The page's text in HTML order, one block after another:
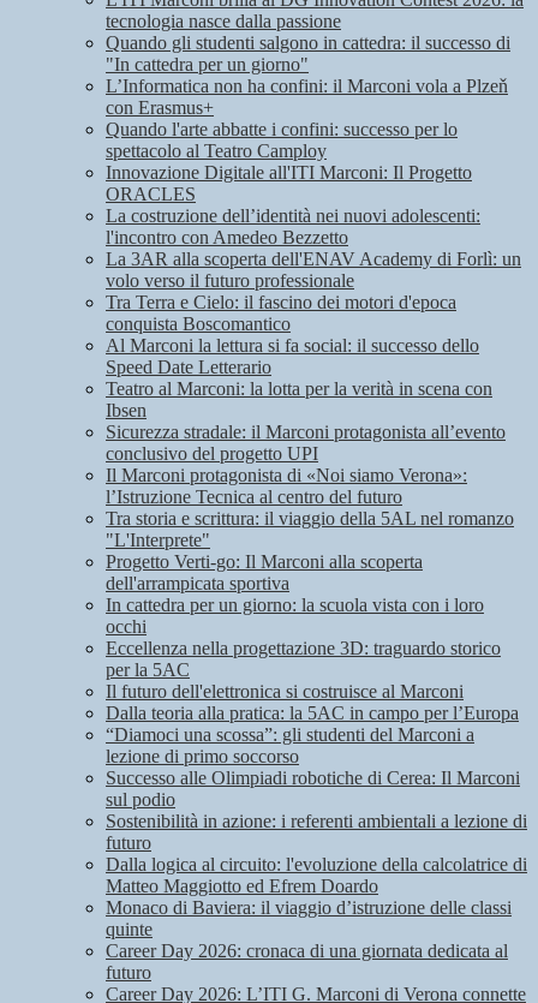
tecnologia nasce dalla passione
Quando gli studenti salgono in cattedra: il successo di
"In cattedra per un giorno"
L’Informatica non ha confini: il Marconi vola a Plzeň
con Erasmus+
Quando l'arte abbatte i confini: successo per lo
spettacolo al Teatro Camploy
Innovazione Digitale all'ITI Marconi: Il Progetto
ORACLES
La costruzione dell’identità nei nuovi adolescenti:
l'incontro con Amedeo Bezzetto
La 3AR alla scoperta dell'ENAV Academy di Forlì: un
volo verso il futuro professionale
Tra Terra e Cielo: il fascino dei motori d'epoca
conquista Boscomantico
Al Marconi la lettura si fa social: il successo dello
Speed Date Letterario
Teatro al Marconi: la lotta per la verità in scena con
Ibsen
Sicurezza stradale: il Marconi protagonista all’evento
conclusivo del progetto UPI
Il Marconi protagonista di «Noi siamo Verona»:
l’Istruzione Tecnica al centro del futuro
Tra storia e scrittura: il viaggio della 5AL nel romanzo
"L'Interprete"
Progetto Verti-go: Il Marconi alla scoperta
dell'arrampicata sportiva
In cattedra per un giorno: la scuola vista con i loro
occhi
Eccellenza nella progettazione 3D: traguardo storico
per la 5AC
Il futuro dell'elettronica si costruisce al Marconi
Dalla teoria alla pratica: la 5AC in campo per l’Europa
“Diamoci una scossa”: gli studenti del Marconi a
lezione di primo soccorso
Successo alle Olimpiadi robotiche di Cerea: Il Marconi
sul podio
Sostenibilità in azione: i referenti ambientali a lezione di
futuro
Dalla logica al circuito: l'evoluzione della calcolatrice di
Matteo Maggiotto ed Efrem Doardo
Monaco di Baviera: il viaggio d’istruzione delle classi
quinte
Career Day 2026: cronaca di una giornata dedicata al
futuro
Career Day 2026: L’ITI G. Marconi di Verona connette